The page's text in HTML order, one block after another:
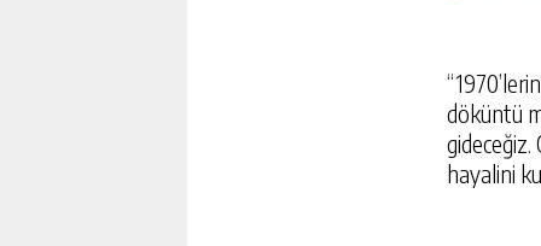
döküntü
hayalini